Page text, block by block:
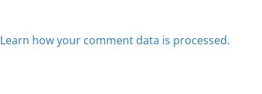
Learn how your comment data is processed.